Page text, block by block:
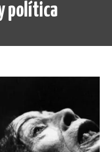
política